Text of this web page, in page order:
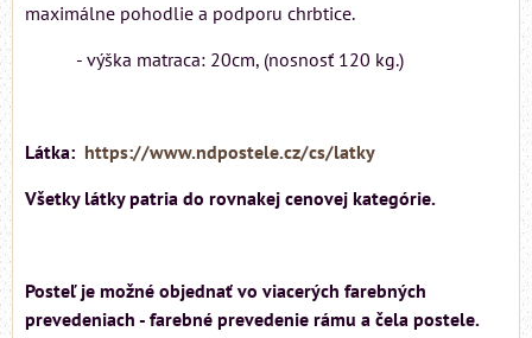
maximálne pohodlie a podporu chrbtice.
- výška matraca: 20cm, (nosnosť 120 kg.)
Látka: https://www.ndpostele.cz/cs/latky
Všetky látky patria do rovnakej cenovej kategórie.
Posteľ je možné objednať vo viacerých farebných
prevedeniach - farebné prevedenie rámu a čela postele.